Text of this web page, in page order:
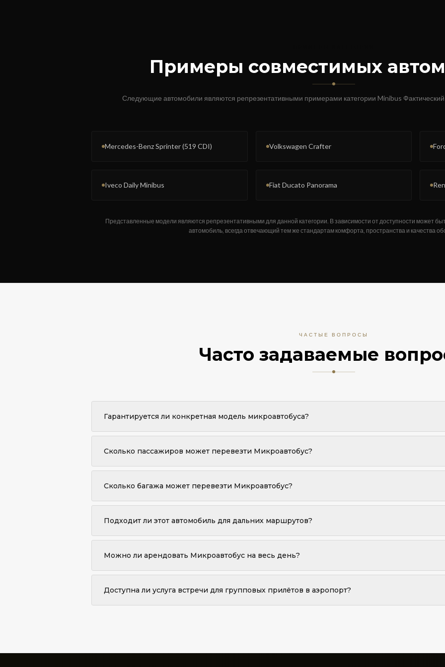
Примеры совместимых
Следующие автомобили являются репрезентативными примерами категории Minibus
Mercedes-Benz Sprinter (519 CDI) Volkswagen Crafter
Iveco Daily Minibus Fiat Ducato Panorama
Представленные модели являются репрезентативными для данной категории. В зависимости от доступности может
автомобиль, всегда отвечающий тем же стандартам комфорта, пространства и качества
ЧАСТЫЕ ВОПРОСЫ
Часто задаваемые
Гарантируется ли конкретная модель микроавтобуса?
Конкретная модель не гарантируется. Вы бронируете категорию Микроавтобус. Эквивалентный
всегда будет предоставлен с соблюдением стандартов вместимости.
Сколько пассажиров может перевезти Микроавтобус?
До 16 пассажиров могут сидеть. Для групп более 16 человек свяжитесь с нашей командой — доступна
Сколько багажа может перевезти Микроавтобус?
Вместимость багажа варьируется в зависимости от автомобиля. Для групп с большим количеством
бронировании.
Подходит ли этот автомобиль для дальних маршрутов?
Да. Микроавтобус доступен для межгородских и дальних маршрутов по Португалии, включая
в Фуншал.
Можно ли арендовать Микроавтобус на весь день?
Да. Микроавтобус доступен для почасовой, полудневной и полной дневной аренды.
Доступна ли услуга встречи для групповых прилётов в аэропорт?